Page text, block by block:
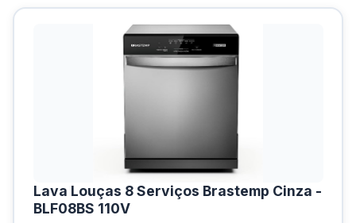
Lava Louças 8 Serviços Brastemp Cinza -
BLF08BS 110V